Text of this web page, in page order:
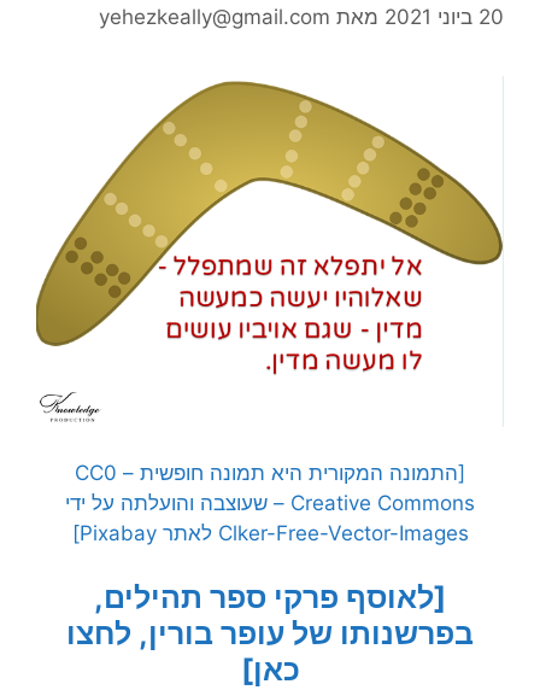
20 ביוני 2021 מאת yehezkeally@gmail.com
[התמונה המקורית היא תמונה חופשית – CC0
Creative Commons – שעוצבה והועלתה על ידי
Clker-Free-Vector-Images לאתר Pixabay]
[לאוסף פרקי ספר תהילים,
בפרשנותו של עופר בורין, לחצו
כאן]